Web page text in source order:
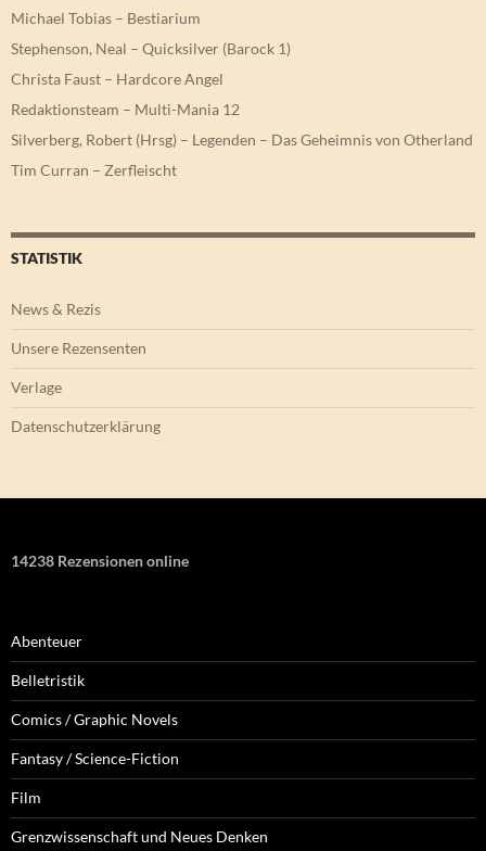
Michael Tobias – Bestiarium
Stephenson, Neal – Quicksilver (Barock 1)
Christa Faust – Hardcore Angel
Redaktionsteam – Multi-Mania 12
Silverberg, Robert (Hrsg) – Legenden – Das Geheimnis von Otherland
Tim Curran – Zerfleischt
STATISTIK
News & Rezis
Unsere Rezensenten
Verlage
Datenschutzerklärung
14238 Rezensionen online
Abenteuer
Belletristik
Comics / Graphic Novels
Fantasy / Science-Fiction
Film
Grenzwissenschaft und Neues Denken